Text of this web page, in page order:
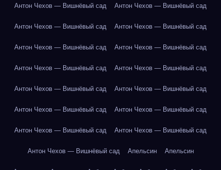
Антон Чехов — Вишнёвый сад Антон Чехов — Вишнёвый сад
Антон Чехов — Вишнёвый сад Антон Чехов — Вишнёвый сад
Антон Чехов — Вишнёвый сад Антон Чехов — Вишнёвый сад
Антон Чехов — Вишнёвый сад Антон Чехов — Вишнёвый сад
Антон Чехов — Вишнёвый сад Антон Чехов — Вишнёвый сад
Антон Чехов — Вишнёвый сад Антон Чехов — Вишнёвый сад
Антон Чехов — Вишнёвый сад Антон Чехов — Вишнёвый сад
Антон Чехов — Вишнёвый сад Апельсин Апельсин